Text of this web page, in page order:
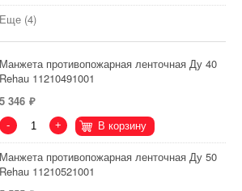
Еще (4)
Манжета противопожарная ленточная Ду 40
Rehau 11210491001
5 346
- + В корзину
Манжета противопожарная ленточная Ду 50
Rehau 11210521001